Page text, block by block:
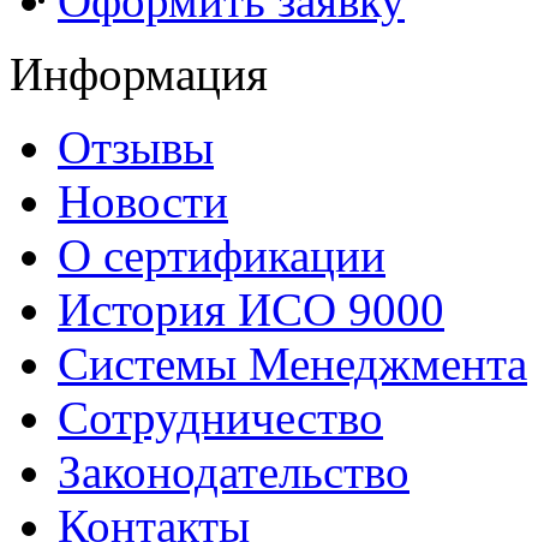
Информация
Отзывы
Новости
О сертификации
История ИСО 9000
Системы Менеджмента
Сотрудничество
Законодательство
Контакты